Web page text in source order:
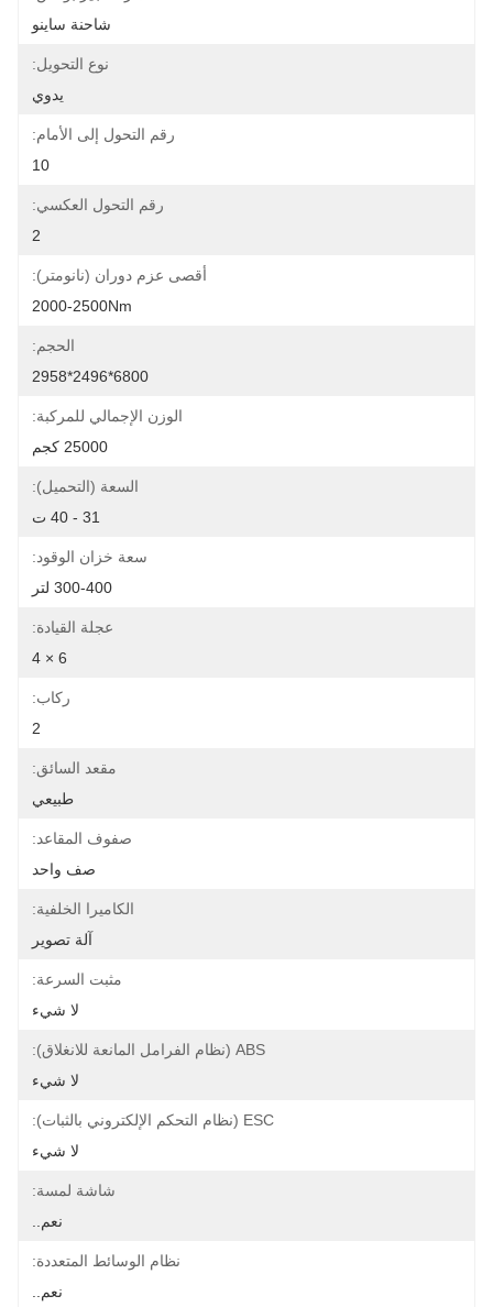
شاحنة ساينو
نوع التحويل:
يدوي
رقم التحول إلى الأمام:
10
رقم التحول العكسي:
2
أقصى عزم دوران (نانومتر):
2000-2500Nm
الحجم:
6800*2496*2958
الوزن الإجمالي للمركبة:
25000 كجم
السعة (التحميل):
31 - 40 ت
سعة خزان الوقود:
300-400 لتر
عجلة القيادة:
6 × 4
ركاب:
2
مقعد السائق:
طبيعي
صفوف المقاعد:
صف واحد
الكاميرا الخلفية:
آلة تصوير
مثبت السرعة:
لا شيء
ABS (نظام الفرامل المانعة للانغلاق):
لا شيء
ESC (نظام التحكم الإلكتروني بالثبات):
لا شيء
شاشة لمسة:
نعم..
نظام الوسائط المتعددة:
نعم..